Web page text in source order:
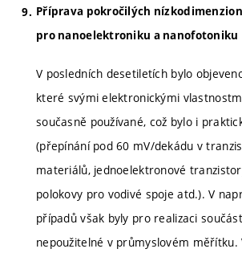
Příprava pokročilých
pro nanoelektroniku a nanofotoniku
V posledních desetiletích bylo
které svými elektronickými
současně používané, což bylo i
(přepínání pod 60 mV/dekádu v
materiálů, jednoelektronové
polokovy pro vodivé spoje atd.). V
případů však byly pro realizaci
nepoužitelné v průmyslovém měřítku.